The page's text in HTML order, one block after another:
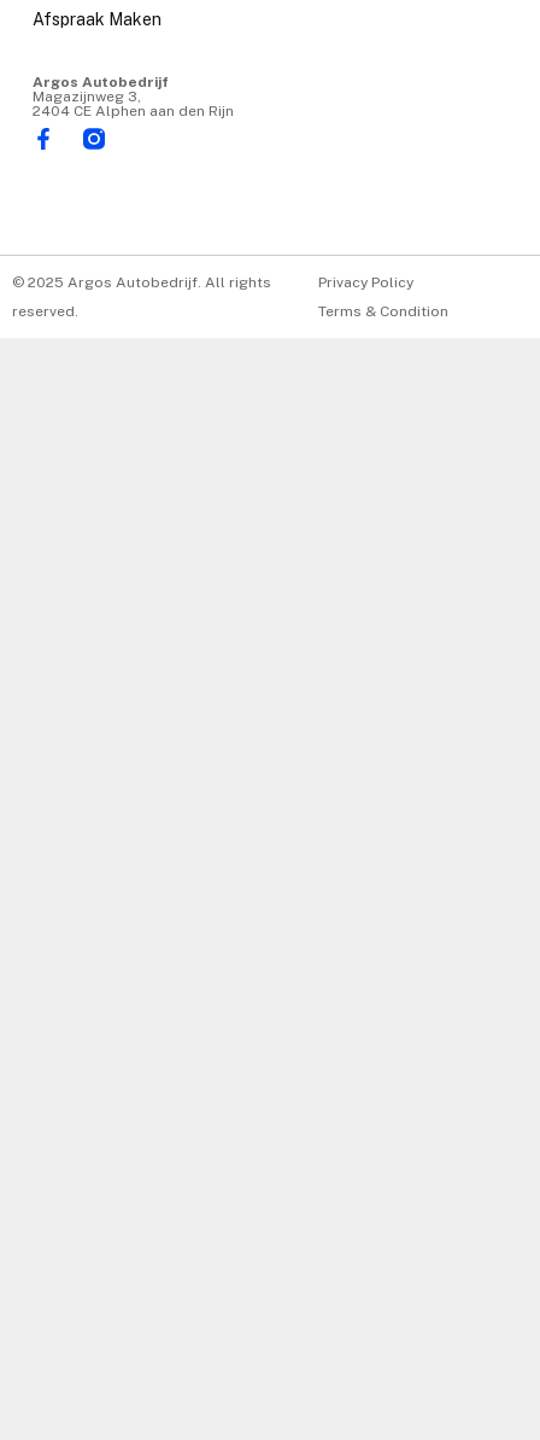
Argos Autobedrijf
Magazijnweg 3,
2404 CE Alphen aan den Rijn
Afspraak Maken
© 2025 Argos Autobedrijf. All rights
reserved.
Privacy Policy
Terms & Condition